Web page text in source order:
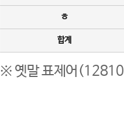
ㅎ
합계
※ 옛말 표제어(12810